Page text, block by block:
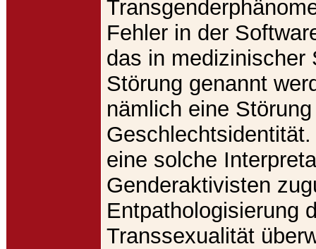
Fehler in der
das in medizinischer
Störung genannt
nämlich eine
eine solche
Genderaktivisten
Entpathologisierung
Transsexualität